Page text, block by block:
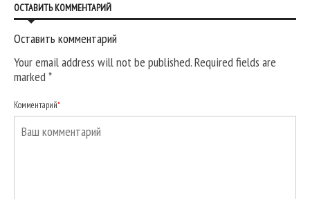
ОСТАВИТЬ КОММЕНТАРИЙ
Оставить комментарий
Your email address will not be published. Required fields are
marked*
Комментарий*